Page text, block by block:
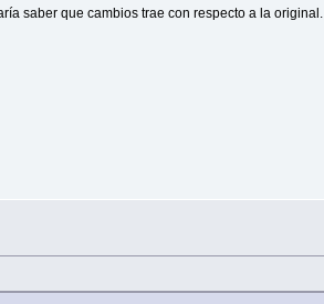
saber que cambios trae con respecto a la original.